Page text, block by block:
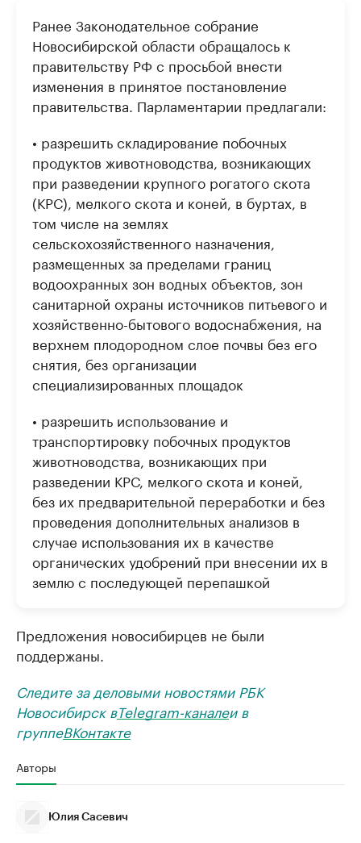
Ранее Законодательное собрание
Новосибирской области обращалось к
правительству РФ с просьбой внести
изменения в принятое постановление
правительства. Парламентарии предлагали:
• разрешить складирование побочных
продуктов животноводства, возникающих
при разведении крупного рогатого скота
(КРС), мелкого скота и коней, в буртах, в
том числе на землях
сельскохозяйственного назначения,
размещенных за пределами границ
водоохранных зон водных объектов, зон
санитарной охраны источников питьевого и
хозяйственно-бытового водоснабжения, на
верхнем плодородном слое почвы без его
снятия, без организации
специализированных площадок
• разрешить использование и
транспортировку побочных продуктов
животноводства, возникающих при
разведении КРС, мелкого скота и коней,
без их предварительной переработки и без
проведения дополнительных анализов в
случае использования их в качестве
органических удобрений при внесении их в
землю с последующей перепашкой
Предложения новосибирцев не были
поддержаны.
Следите за деловыми новостями РБК
Новосибирск вTelegram-каналеи в
группеВКонтакте
Авторы
Юлия Сасевич